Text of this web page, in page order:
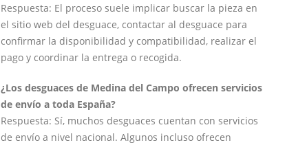
Respuesta: El proceso suele implicar buscar la pieza en
el sitio web del desguace, contactar al desguace para
confirmar la disponibilidad y compatibilidad, realizar el
pago y coordinar la entrega o recogida.
¿Los desguaces de Medina del Campo ofrecen servicios
de envío a toda España?
Respuesta: Sí, muchos desguaces cuentan con servicios
de envío a nivel nacional. Algunos incluso ofrecen